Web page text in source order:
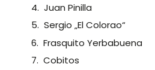
Juan Pinilla
Sergio „El Colorao“
Frasquito Yerbabuena
Cobitos